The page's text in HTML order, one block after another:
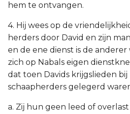
hem te ontvangen.
4. Hij wees op de
herders door David en zijn
en de ene dienst is de
zich op Nabals eigen
dat toen Davids krijgslieden bij
schaapherders gelegerd
a. Zij hun geen leed of